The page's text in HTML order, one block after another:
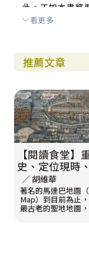
此。正如本書將
介入塵世之間的
存、發展，卻成
他們「崛起」的
因為他們被引導
件」之樣貌。也
類意義的「崛起
才是「基督事件
看更多
推薦文章
【閱讀食堂】
史、定位現時
來
∕ 胡維華
著名的馬達巴地圖
Map）到目前為止
最古老的聖地地圖